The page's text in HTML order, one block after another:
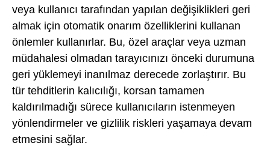
veya kullanıcı tarafından yapılan değişiklikleri geri
almak için otomatik onarım özelliklerini kullanan
önlemler kullanırlar. Bu, özel araçlar veya uzman
müdahalesi olmadan tarayıcınızı önceki durumuna
geri yüklemeyi inanılmaz derecede zorlaştırır. Bu
tür tehditlerin kalıcılığı, korsan tamamen
kaldırılmadığı sürece kullanıcıların istenmeyen
yönlendirmeler ve gizlilik riskleri yaşamaya devam
etmesini sağlar.